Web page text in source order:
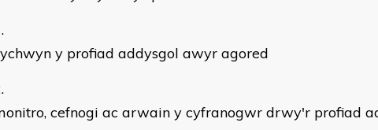
y profiad addysgol awyr agored
cefnogi ac arwain y cyfranogwr drwy'r profiad